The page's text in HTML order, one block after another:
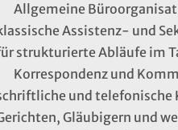
Allgemeine
Assistenz- und
strukturierte Abläufe im
Korrespondenz und
und
Gläubigern und